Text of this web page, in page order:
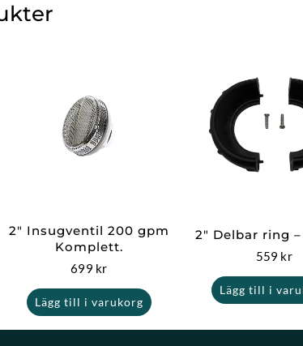
2″ Insugventil 200 gpm
Komplett.
699 kr
Lägg till i varukorg
2″ Delbar ring
559 kr
Lägg till i